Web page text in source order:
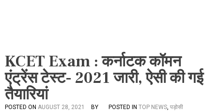
KCET Exam : कर्नाटक कॉमन
एंट्रेंस टेस्ट- 2021 जारी, ऐसी की गई
तैयारियां
POSTED ON AUGUST 28, 2021
BY
POSTED IN TOP NEWS, पड़ोसी